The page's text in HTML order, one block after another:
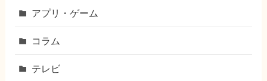
アプリ・ゲーム
コラム
テレビ